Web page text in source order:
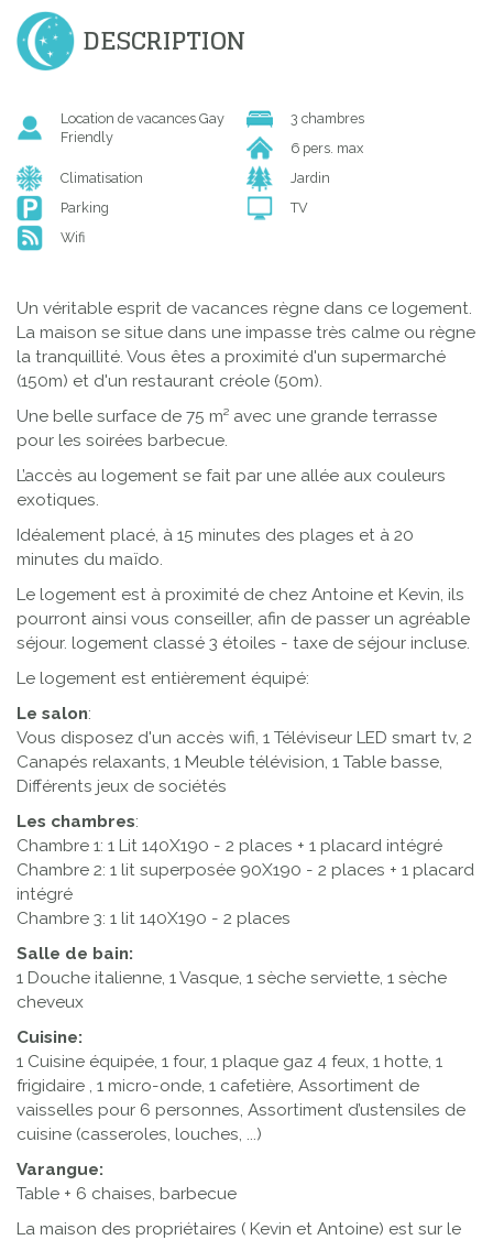
DESCRIPTION
Location de vacances Gay
Friendly
3 chambres
6 pers. max
Climatisation
Jardin
Parking
TV
Wifi
Un véritable esprit de vacances règne dans ce logement.
La maison se situe dans une impasse très calme ou règne
la tranquillité. Vous êtes a proximité d'un supermarché
(150m) et d'un restaurant créole (50m).
Une belle surface de 75 m² avec une grande terrasse
pour les soirées barbecue.
L’accès au logement se fait par une allée aux couleurs
exotiques.
Idéalement placé, à 15 minutes des plages et à 20
minutes du maïdo.
Le logement est à proximité de chez Antoine et Kevin, ils
pourront ainsi vous conseiller, afin de passer un agréable
séjour. logement classé 3 étoiles - taxe de séjour incluse.
Le logement est entièrement équipé:
Le salon:
Vous disposez d'un accès wifi, 1 Téléviseur LED smart tv, 2
Canapés relaxants, 1 Meuble télévision, 1 Table basse,
Différents jeux de sociétés
Les chambres:
Chambre 1: 1 Lit 140X190 - 2 places + 1 placard intégré
Chambre 2: 1 lit superposée 90X190 - 2 places + 1 placard
intégré
Chambre 3: 1 lit 140X190 - 2 places
Salle de bain:
1 Douche italienne, 1 Vasque, 1 sèche serviette, 1 sèche
cheveux
Cuisine:
1 Cuisine équipée, 1 four, 1 plaque gaz 4 feux, 1 hotte, 1
frigidaire , 1 micro-onde, 1 cafetière, Assortiment de
vaisselles pour 6 personnes, Assortiment d’ustensiles de
cuisine (casseroles, louches, ...)
Varangue:
Table + 6 chaises, barbecue
La maison des propriétaires ( Kevin et Antoine) est sur le